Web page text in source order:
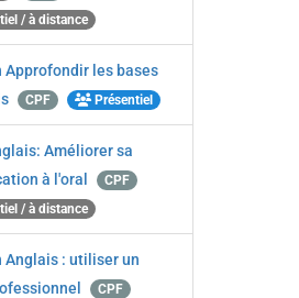
/ à distance
Approfondir les bases
CPF Présentiel
Améliorer sa
à l'oral
CPF
/ à distance
Anglais : utiliser un
CPF